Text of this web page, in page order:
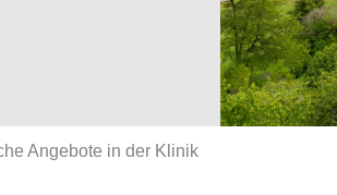
Angebote in der Klinik